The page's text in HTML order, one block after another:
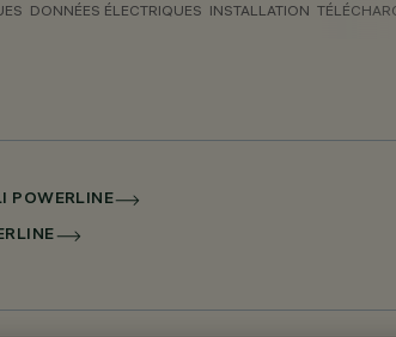
DONNÉES ÉLECTRIQUES INSTALLATION
POWERLINE